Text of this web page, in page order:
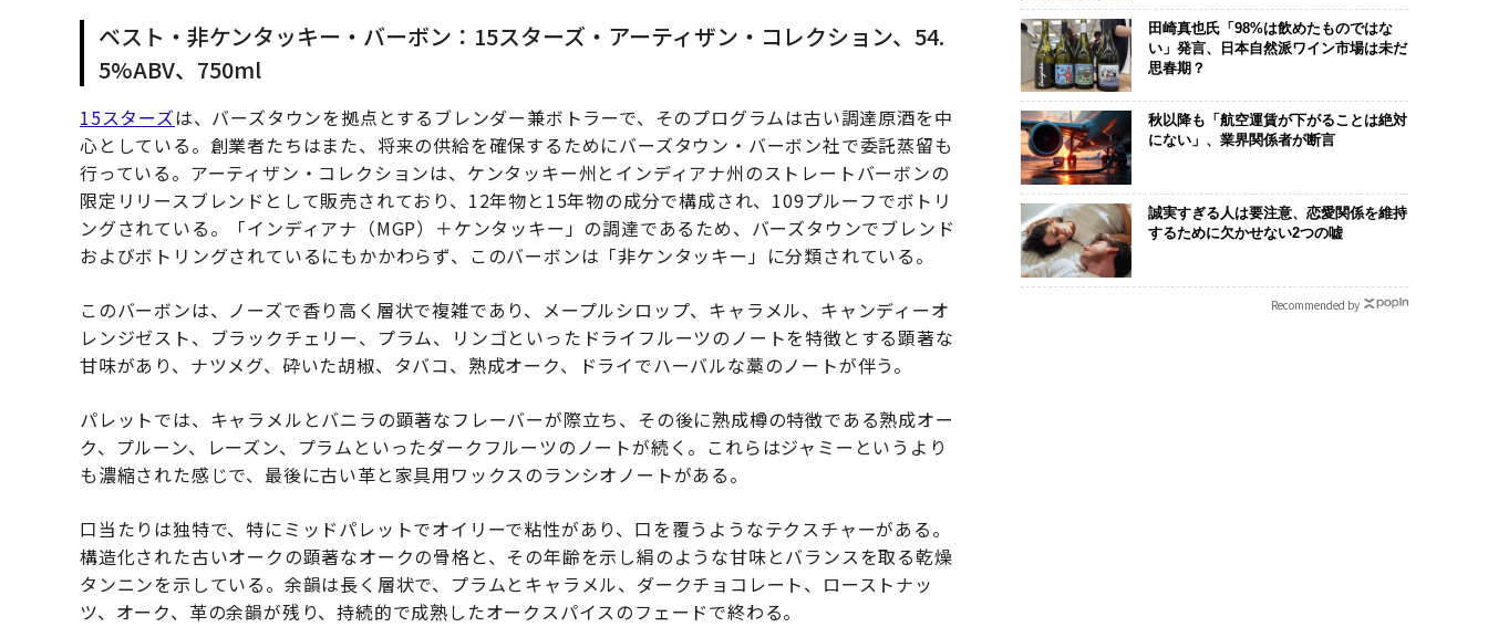
ベスト・非ケンタッキー・バーボン：15スターズ・アーティザン・コレクション、54.
5%ABV、750ml
15スターズは、バーズタウンを拠点とするブレンダー兼ボトラーで、そのプログラムは古い調達原酒を中
心としている。創業者たちはまた、将来の供給を確保するためにバーズタウン・バーボン社で委託蒸留も
行っている。アーティザン・コレクションは、ケンタッキー州とインディアナ州のストレートバーボンの
限定リリースブレンドとして販売されており、12年物と15年物の成分で構成され、109プルーフでボトリ
ングされている。「インディアナ（MGP）＋ケンタッキー」の調達であるため、バーズタウンでブレンド
およびボトリングされているにもかかわらず、このバーボンは「非ケンタッキー」に分類されている。
このバーボンは、ノーズで香り高く層状で複雑であり、メープルシロップ、キャラメル、キャンディーオ
レンジゼスト、ブラックチェリー、プラム、リンゴといったドライフルーツのノートを特徴とする顕著な
甘味があり、ナツメグ、砕いた胡椒、タバコ、熟成オーク、ドライでハーバルな藁のノートが伴う。
パレットでは、キャラメルとバニラの顕著なフレーバーが際立ち、その後に熟成樽の特徴である熟成オー
ク、プルーン、レーズン、プラムといったダークフルーツのノートが続く。これらはジャミーというより
も濃縮された感じで、最後に古い革と家具用ワックスのランシオノートがある。
口当たりは独特で、特にミッドパレットでオイリーで粘性があり、口を覆うようなテクスチャーがある。
構造化された古いオークの顕著なオークの骨格と、その年齢を示し絹のような甘味とバランスを取る乾燥
タンニンを示している。余韻は長く層状で、プラムとキャラメル、ダークチョコレート、ローストナッ
ツ、オーク、革の余韻が残り、持続的で成熟したオークスパイスのフェードで終わる。
田崎真也氏「98%は飲めたものではな
い」発言、日本自然派ワイン市場は未だ
思春期？
秋以降も「航空運賃が下がることは絶対
にない」、業界関係者が断言
誠実すぎる人は要注意、恋愛関係を維持
するために欠かせない2つの嘘
Recommended by